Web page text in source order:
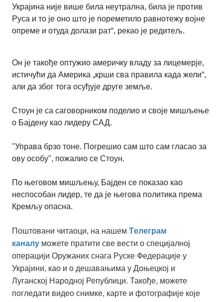
Украјина није више била неутрална, била је против
Руса и то је оно што је пореметило равнотежу војне
опреме и отуда долази рат“, рекао је редитељ.
Он је такође оптужио америчку владу за лицемерје,
истичући да Америка „крши сва правила када жели“,
али да због тога осуђује друге земље.
Стоун је са саговорником поделио и своје мишљење
о Бајдену као лидеру САД.
"Управа брзо тоне. Погрешио сам што сам гласао за
ову особу", пожалио се Стоун.
По његовом мишљењу, Бајден се показао као
неспособан лидер, те да је његова политика према
Кремљу опасна.
Поштовани читаоци, на нашем Tелеграм
каналу можете пратити све вести о специјалној
операцији Оружаних снага Руске Федерације у
Украјини, као и о дешавањима у Доњецкој и
Луганској Народној Републици. Такође, можете
погледати видео снимке, карте и фотографије које